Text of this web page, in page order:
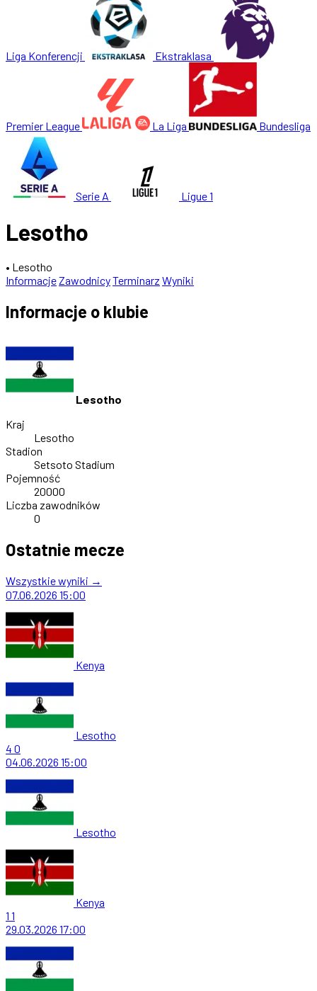
Liga Konferencji Ekstraklasa
Premier League La Liga Bundesliga
Serie A Ligue 1
Lesotho
• Lesotho
InformacjeZawodnicyTerminarz Wyniki
Informacje o klubie
Lesotho
Kraj
Lesotho
Stadion
Setsoto Stadium
Pojemność
20000
Liczba zawodników
0
Ostatnie mecze
Wszystkie wyniki →
07.06.2026 15:00
Kenya
Lesotho
4 0
04.06.2026 15:00
Lesotho
Kenya
1 1
29.03.2026 17:00